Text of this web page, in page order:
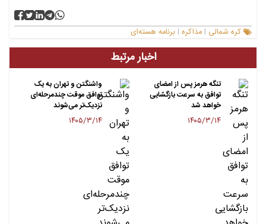
کره شمالی | مذاکره | برنامه هسته‌ای
اخبار مرتبط
تنگه هرمز پس از امضای
توافق به سرعت بازگشایی
خواهد شد
۱۴۰۵/۳/۱۴
واشنگتن و تهران به یک
توافق موقت چندمرحله‌ای
نزدیک‌تر می‌شوند
۱۴۰۵/۳/۱۴